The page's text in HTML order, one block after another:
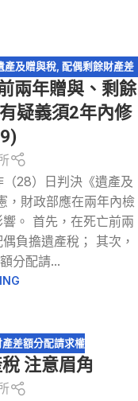
產及贈與稅, 配偶剩餘財產差
兩年贈與、剩餘
疑義須2年內修
28）日判決《遺產及
，財政部應在兩年內檢
。 首先，在死亡前兩
負擔遺產稅； 其次，
分配請...
差額分配請求權
注意眉角